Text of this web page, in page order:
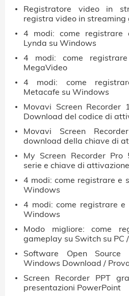
Registratore video in
registra video in streaming
4 modi: come
Lynda su Windows
4 modi: come
MegaVideo
4 modi: come
Metacafe su Windows
Movavi Screen Recorder
Download del codice di
Movavi Screen
download della chiave di
My Screen Recorder
serie e chiave di attivazione
4 modi: come registrare e
Windows
4 modi: come registrare e
Windows
Modo migliore: come
gameplay su Switch su PC
Software Open Source
Windows Download /
Screen Recorder PPT
presentazioni PowerPoint